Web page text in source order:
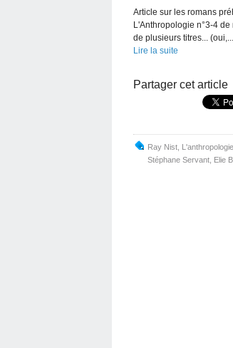
Article sur les romans
L'Anthropologie n°3-4
de plusieurs titres... (oui,...
Lire la suite
Partager cet article
Ray Nist L'anthropologie
Stéphane Servant Elie